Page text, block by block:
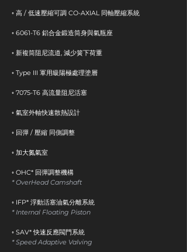
​◦ 高 / 低速壓縮可調 CO-AXIAL 同軸壓縮系統
◦ 6061-T6 鋁合金鍛造筒身與氣瓶座
◦ 新複筒阻尼流道, 減少簧下荷重
◦ Type III 軍用級陽極處理塗層
◦ 7075-T6 高流量阻尼活塞
◦ 氣室外軸快速散熱設計
◦ 回彈 / 壓縮 同側調整
◦ 加大氮氣室​​
◦ OHC* 回彈調整機構
* OverHead Camshaft​
◦ IFP* 浮動活塞油氣分離系統
* Internal Floating Piston
◦ SAV* 快速反應閥門系統
* ​Speed Adaptive Valving​​​